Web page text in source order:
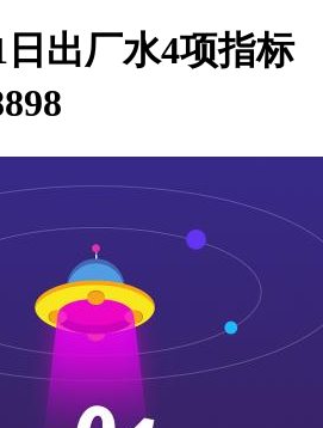
日出厂水4项指标